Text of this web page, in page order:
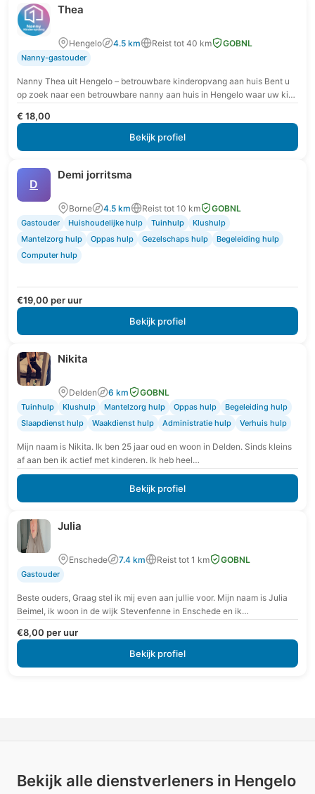
Thea
Hengelo 4.5 km Reist tot 40 km GOBNL
Nanny-gastouder
Nanny Thea uit Hengelo – betrouwbare kinderopvang aan huis Bent u
op zoek naar een betrouwbare nanny aan huis in Hengelo waar uw kind
€ 18,00
Bekijk profiel
D
Demi jorritsma
Borne 4.5 km Reist tot 10 km GOBNL
Gastouder Huishoudelijke hulp Tuinhulp
Klushulp
Mantelzorg hulp
Oppas hulp Gezelschaps hulp
Begeleiding hulp
Computer hulp
€19,00 per uur
Bekijk profiel
Nikita
Delden 6 km GOBNL
Tuinhulp Klushulp Mantelzorg hulp Oppas hulp
Begeleiding hulp
Slaapdienst hulp
Waakdienst hulp Administratie hulp Verhuis hulp
Mijn naam is Nikita. Ik ben 25 jaar oud en woon in Delden. Sinds kleins
af aan ben ik actief met kinderen. Ik heb heel…
Bekijk profiel
Julia
Enschede 7.4 km Reist tot 1 km GOBNL
Gastouder
Beste ouders, Graag stel ik mij even aan jullie voor. Mijn naam is Julia
Beimel, ik woon in de wijk Stevenfenne in Enschede en ik…
€8,00 per uur
Bekijk profiel
Bekijk alle dienstverleners in Hengelo